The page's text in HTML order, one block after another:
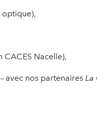
Nacelle),
– avec nos partenaires La